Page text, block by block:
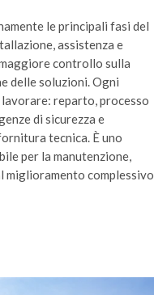
le principali fasi del
assistenza e
controllo sulla
delle soluzioni. Ogni
reparto, processo
di sicurezza e
tecnica. È uno
per la manutenzione,
complessivo